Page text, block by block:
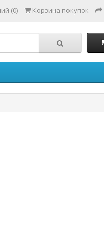
(0) Корзина покупок